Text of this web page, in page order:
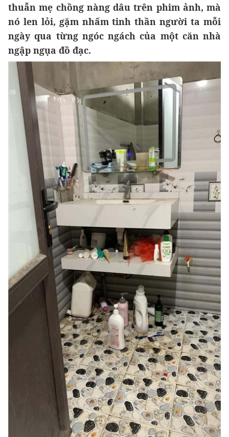
thuẫn mẹ chồng nàng dâu trên phim ảnh, mà
nó len lỏi, gặm nhấm tinh thần người ta mỗi
ngày qua từng ngóc ngách của một căn nhà
ngập ngụa đồ đạc.